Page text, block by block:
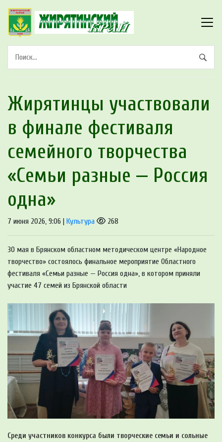
Жирятинцы участвовали
в финале фестиваля
семейного творчества
«Семьи разные — Россия
одна»
7 июня 2026, 9:06 | Культура 268
30 мая в Брянском областном методическом центре «Народное
творчество» состоялось финальное мероприятие Областного
фестиваля «Семьи разные — Россия одна», в котором приняли
участие 47 семей из Брянской области
Среди участников конкурса были творческие семьи и сольные